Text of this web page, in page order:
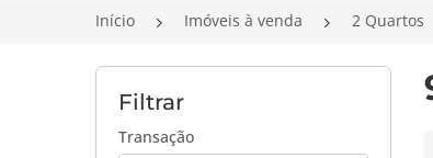
Início Imóveis à venda 2 Quartos
Filtrar
Transação